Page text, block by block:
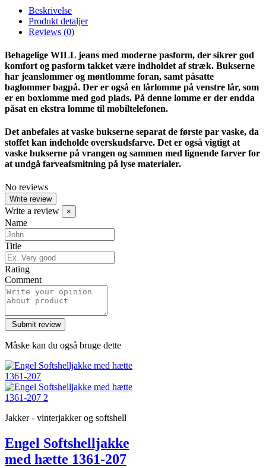
Beskrivelse
Produkt detaljer
Reviews (0)
Behagelige WILL jeans med moderne pasform, der sikrer god
komfort og pasform takket være indholdet af stræk. Bukserne
har jeanslommer og møntlomme foran, samt påsatte
baglommer bagpå. Der er også en lårlomme på venstre lår, som
er en boxlomme med god plads. På denne lomme er der endda
påsat en ekstra lomme til mobiltelefonen.
Det anbefales at vaske bukserne separat de første par vaske, da
stoffet kan indeholde overskudsfarve. Det er også vigtigt at
vaske bukserne på vrangen og sammen med lignende farver for
at undgå farveafsmitning på lyse materialer.
No reviews
Write review
Write a review ×
Name
Title
Rating
Comment
Måske kan du også bruge dette
Jakker - vinterjakker og softshell
Engel Softshelljakke
med hætte 1361-207